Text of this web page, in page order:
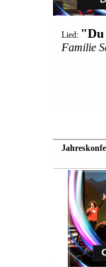
Lied:
Familie